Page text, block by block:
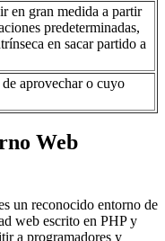
en gran medida a partir
predeterminadas,
en sacar partido a
aprovechar o cuyo
Web
un reconocido entorno de
web escrito en PHP y
a programadores y